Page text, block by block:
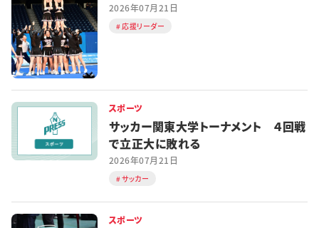
2026年07月21日
応援リーダー
スポーツ
サッカー関東大学トーナメント ４回戦
で立正大に敗れる
2026年07月21日
サッカー
スポーツ